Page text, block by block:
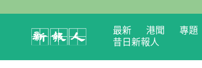
最新 港聞 專題
昔日新報人